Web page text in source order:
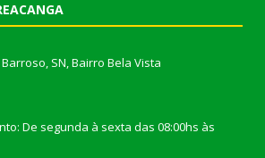
SN, Bairro Bela Vista
De segunda à sexta das 08:00hs às